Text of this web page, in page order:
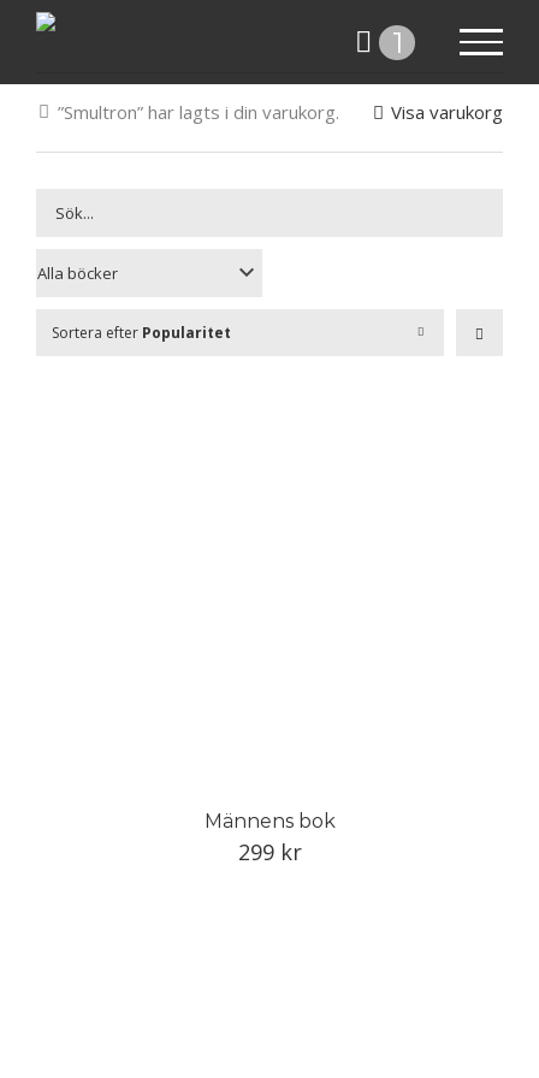
Fortsätt
1
”Smultron” har lagts i din varukorg. Visa varukorg
Sortera efter Popularitet
Männens bok
299 kr